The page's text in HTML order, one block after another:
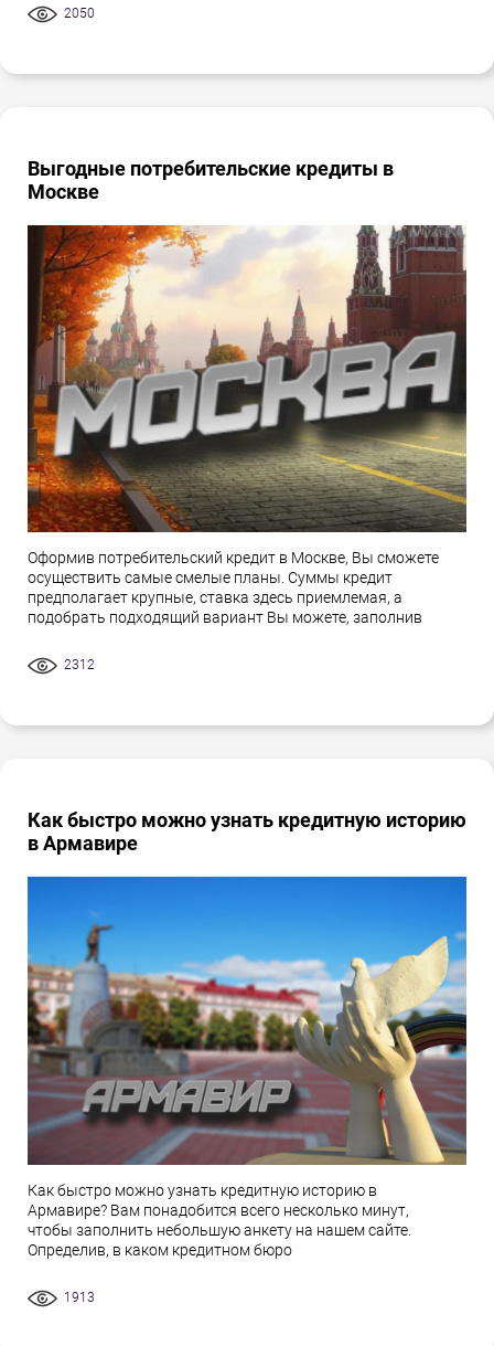
2050
Выгодные потребительские кредиты в
Москве
Оформив потребительский кредит в Москве, Вы сможете
осуществить самые смелые планы. Суммы кредит
предполагает крупные, ставка здесь приемлемая, а
подобрать подходящий вариант Вы можете, заполнив
2312
Как быстро можно узнать кредитную историю
в Армавире
Как быстро можно узнать кредитную историю в
Армавире? Вам понадобится всего несколько минут,
чтобы заполнить небольшую анкету на нашем сайте.
Определив, в каком кредитном бюро
1913